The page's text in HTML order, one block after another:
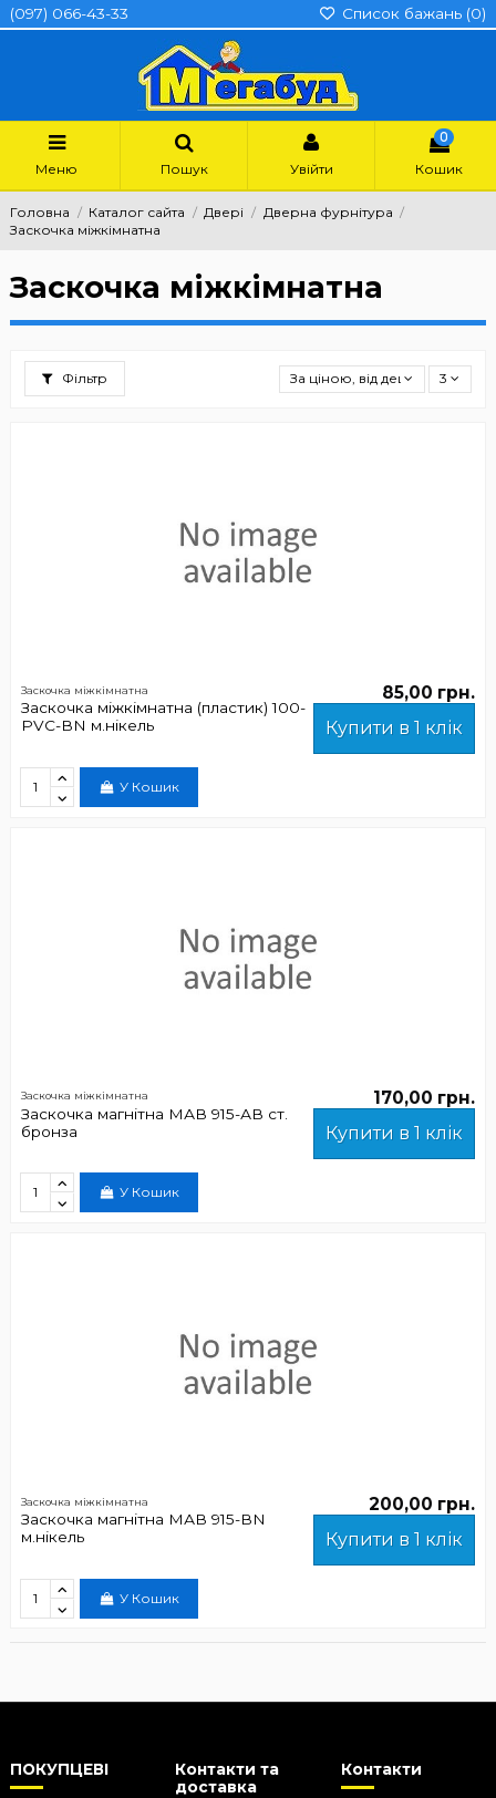
(097) 066-43-33 Список бажань (0)
Меню Пошук Увійти
0
Кошик
Головна Каталог сайта Двері
Дверна фурнітура
Заскочка міжкімнатна
Заскочка міжкімнатна
Фільтр За ціною, від дешевших
3
Заскочка міжкімнатна
Заскочка міжкімнатна (пластик) 100-
PVC-ВN м.нікель
85,00 грн.
Купити в 1 клік
У Кошик
Заскочка міжкімнатна
Заскочка магнітна МАВ 915-АВ ст.
бронза
170,00 грн.
Купити в 1 клік
У Кошик
Заскочка міжкімнатна
Заскочка магнітна МАВ 915-ВN
м.нікель
200,00 грн.
Купити в 1 клік
У Кошик
ПОКУПЦЕВІ
Контакти та
доставка
Контакти